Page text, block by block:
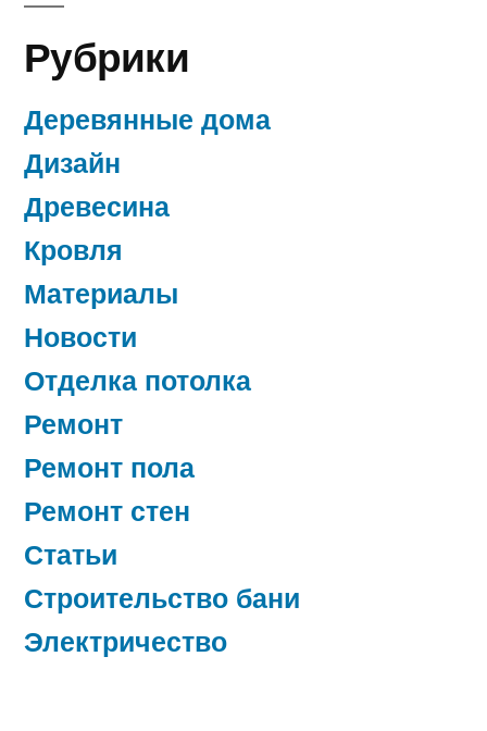
Рубрики
Деревянные дома
Дизайн
Древесина
Кровля
Материалы
Новости
Отделка потолка
Ремонт
Ремонт пола
Ремонт стен
Статьи
Строительство бани
Электричество